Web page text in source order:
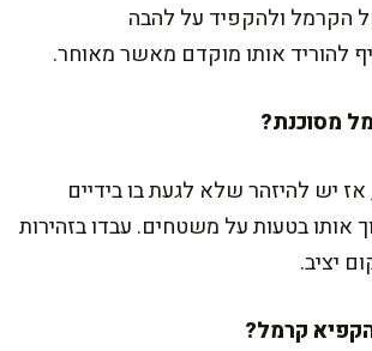
הקרמל ולהקפיד על להבה
להוריד אותו מוקדם מאשר מאוחר.
יש להיזהר שלא לגעת בו בידיים
אותו בטעות על משטחים. עבדו בזהירות
יציב.